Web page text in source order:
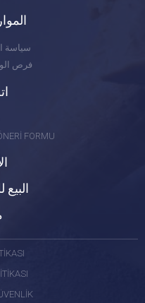
سياسة
فرص
FORMU